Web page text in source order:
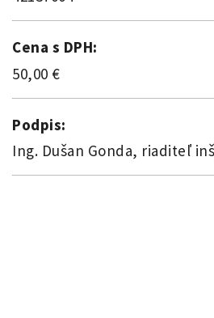
Cena s DPH:
50,00 €
Podpis:
Ing. Dušan Gonda, riaditeľ